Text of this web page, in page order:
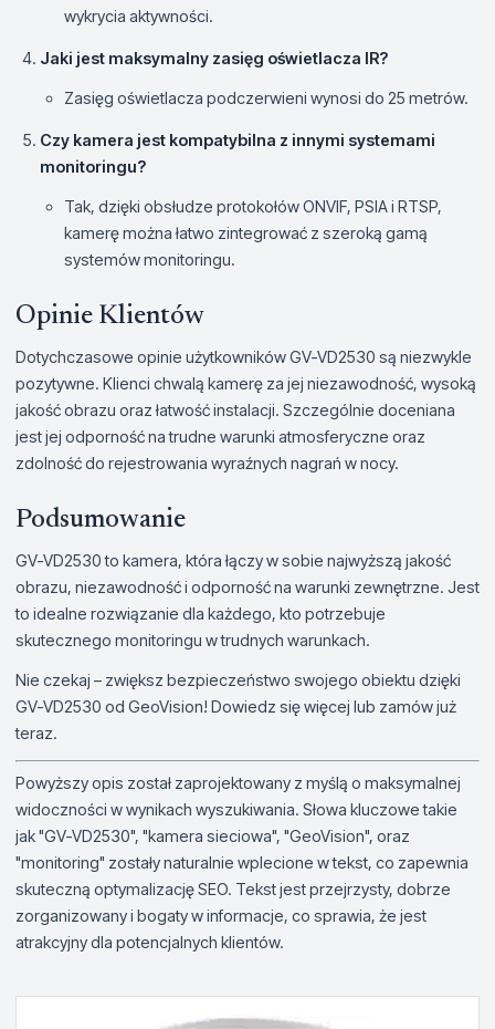
wykrycia aktywności.
Jaki jest maksymalny zasięg oświetlacza IR?
Zasięg oświetlacza podczerwieni wynosi do 25 metrów.
Czy kamera jest kompatybilna z innymi systemami
monitoringu?
Tak, dzięki obsłudze protokołów ONVIF, PSIA i RTSP,
kamerę można łatwo zintegrować z szeroką gamą
systemów monitoringu.
Opinie Klientów
Dotychczasowe opinie użytkowników GV-VD2530 są niezwykle
pozytywne. Klienci chwalą kamerę za jej niezawodność, wysoką
jakość obrazu oraz łatwość instalacji. Szczególnie doceniana
jest jej odporność na trudne warunki atmosferyczne oraz
zdolność do rejestrowania wyraźnych nagrań w nocy.
Podsumowanie
GV-VD2530 to kamera, która łączy w sobie najwyższą jakość
obrazu, niezawodność i odporność na warunki zewnętrzne. Jest
to idealne rozwiązanie dla każdego, kto potrzebuje
skutecznego monitoringu w trudnych warunkach.
Nie czekaj – zwiększ bezpieczeństwo swojego obiektu dzięki
GV-VD2530 od GeoVision! Dowiedz się więcej lub zamów już
teraz.
Powyższy opis został zaprojektowany z myślą o maksymalnej
widoczności w wynikach wyszukiwania. Słowa kluczowe takie
jak "GV-VD2530", "kamera sieciowa", "GeoVision", oraz
"monitoring" zostały naturalnie wplecione w tekst, co zapewnia
skuteczną optymalizację SEO. Tekst jest przejrzysty, dobrze
zorganizowany i bogaty w informacje, co sprawia, że jest
atrakcyjny dla potencjalnych klientów.